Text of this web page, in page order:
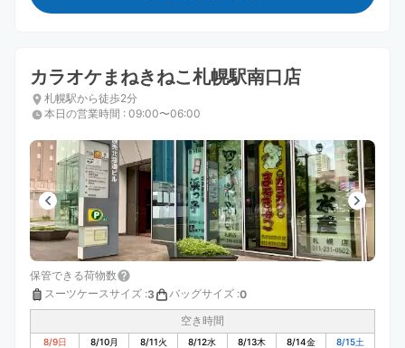
カラオケまねきねこ札幌駅南口店
札幌駅から徒歩2分
本日の営業時間 : 09:00〜06:00
保管できる荷物数
スーツケースサイズ :3 バッグサイズ :0
空き時間
8/9日 8/10月 8/11火 8/12水 8/13木 8/14金 8/15土